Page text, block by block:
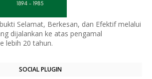
Selamat, Berkesan, dan Efektif melalui
dijalankan ke atas pengamal
lebih 20 tahun.
SOCIAL PLUGIN